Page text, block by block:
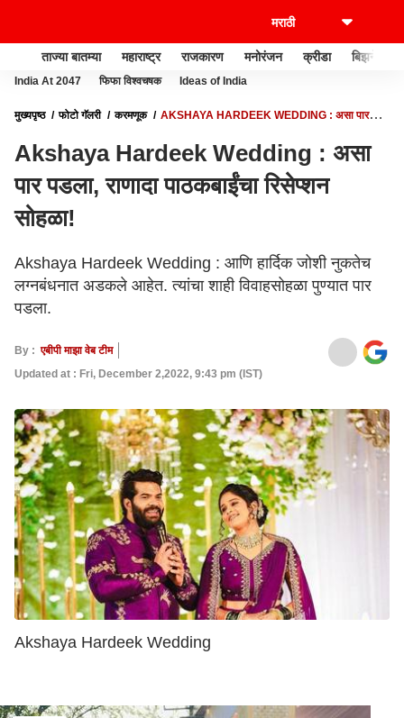
ताज्या बातम्या महाराष्ट्र राजकारण मनोरंजन क्रीडा बिझनेस
India At 2047 फिफा विश्वचषक Ideas of India
मुख्यपृष्ठ फोटो गॅलरी करमणूक
AKSHAYA HARDEEK WEDDING : असा पार
Akshaya Hardeek Wedding : असा
पार पडला, राणादा पाठकबाईंचा रिसेप्शन
सोहळा!
Akshaya Hardeek Wedding : आणि हार्दिक जोशी नुकतेच
लग्नबंधनात अडकले आहेत. त्यांचा शाही विवाहसोहळा पुण्यात पार
पडला.
By :एबीपी माझा वेब टीम
Updated at : Fri, December 2,2022, 9:43 pm (IST)
Akshaya Hardeek Wedding